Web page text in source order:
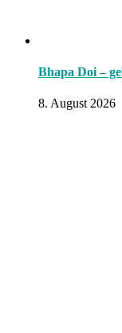
Bhapa Doi –
8. August 2026